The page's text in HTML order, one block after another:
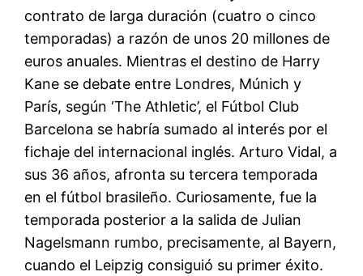
contrato de larga duración (cuatro o cinco
temporadas) a razón de unos 20 millones de
euros anuales. Mientras el destino de Harry
Kane se debate entre Londres, Múnich y
París, según ‘The Athletic’, el Fútbol Club
Barcelona se habría sumado al interés por el
fichaje del internacional inglés. Arturo Vidal, a
sus 36 años, afronta su tercera temporada
en el fútbol brasileño. Curiosamente, fue la
temporada posterior a la salida de Julian
Nagelsmann rumbo, precisamente, al Bayern,
cuando el Leipzig consiguió su primer éxito.